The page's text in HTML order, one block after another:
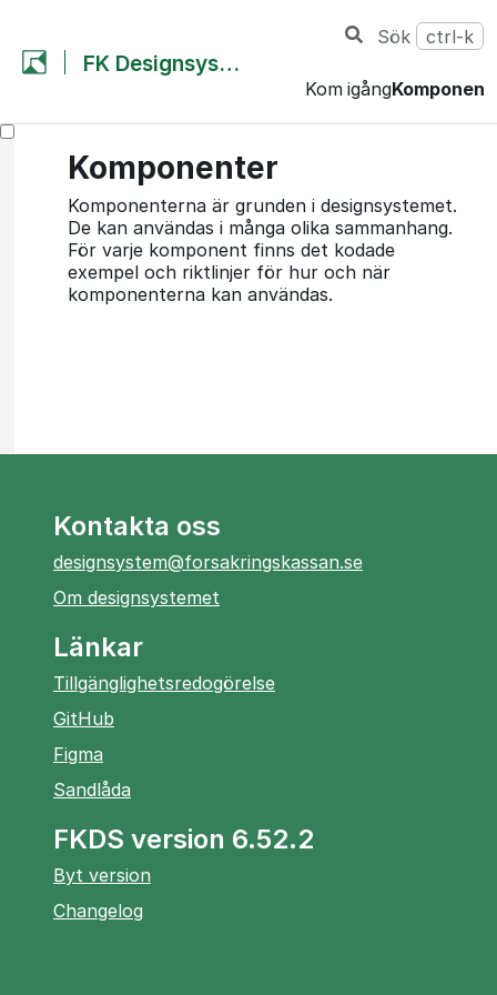
FK Designsystem
Kom igång
Sök ctrl-k
Komponenter
Komponenterna är grunden i designsystemet.
De kan användas i många olika sammanhang.
För varje komponent finns det kodade
exempel och riktlinjer för hur och när
komponenterna kan användas.
Kontakta oss
designsystem@forsakringskassan.se
Om designsystemet
Länkar
Tillgänglighetsredogörelse
GitHub
öppnas
i
ny
flik
Figma
öppnas
i
flik
Sandlåda
öppnas
ny
flik
FKDS version 6.52.2
Byt version
Changelog